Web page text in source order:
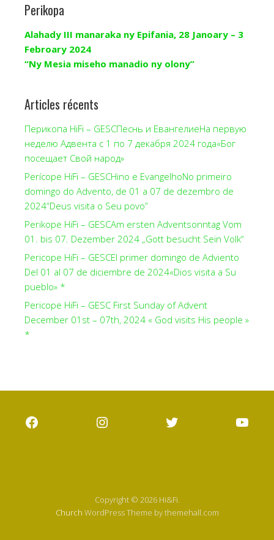
Perikopa
Alahady III manaraka ny Epifania, 28 Janoary – 3
Febroary 2024
“Ny Mesia miseho manadio ny olony”
Articles récents
Перикопа HiFi – GESCПеснь и ЕвангелиеНа первую
неделю Адвента с 1 по 7 декабря 2024 года«Бог
посещает Свой народ»
Perícope HiFi – GESCHino e EvangelhoNo primeiro
domingo do Advento, de 01 a 07 de dezembro de
2024“Deus visita o Seu povo”
Perikope HiFi – GESCAm ersten Adventsonntag Vom
01. bis 07. Dezember 2024 „Gott besucht Sein Volk“
Pericope HiFi – GESCEl primer domingo de Adviento
Del 01 al 07 de diciembre de 2024«Dios visita a Su
pueblo» *
Pericope HiFi – GESC First Sunday of Advent
December 01st – 07th, 2024 « God visits His people »
*
Facebook Instagram Twitter
Copyright © 2026 Hi&Fi.
Church WordPress Theme by themehall.com